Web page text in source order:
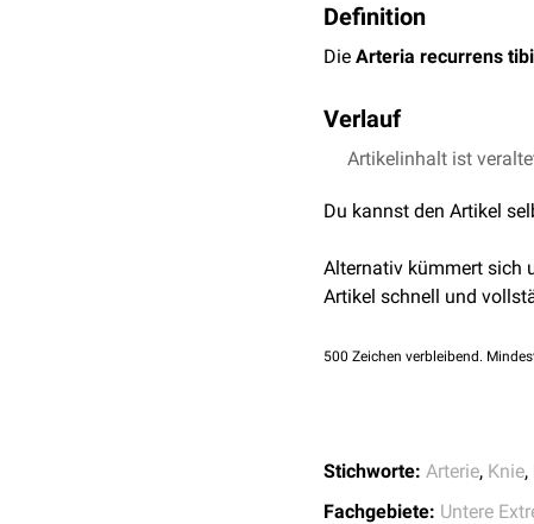
Definition
Die Arteria recurrens
Verlauf
Die Arteria recurrens
nachkranialund
Artikelinhalt ist
Du kannst den Artikel
Alternativ kümmert sich
Artikel schnell und
500 Zeichen verbleibend.
Stichworte: Arterie, Knie,
Fachgebiete: Untere